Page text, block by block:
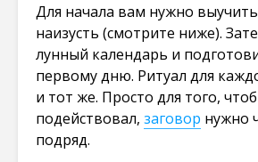
Для начала вам нужно
наизусть (смотрите ниже).
лунный календарь и
первому дню. Ритуал для
и тот же. Просто для того,
подействовал, заговор нужно
подряд.